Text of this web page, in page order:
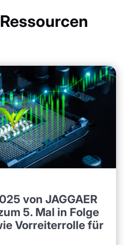
von JAGGAER
5. Mal in Folge
Vorreiterrolle für